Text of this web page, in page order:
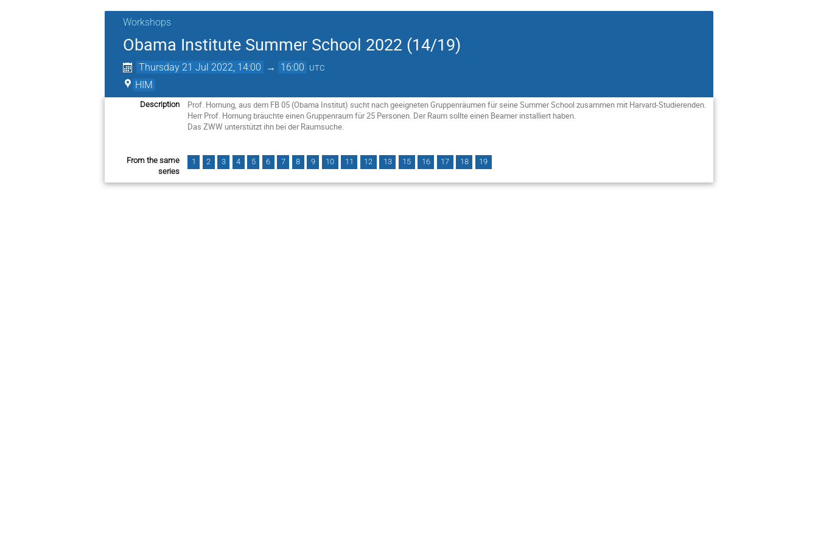
Workshops
Obama Institute Summer School 2022 (14/19)
Thursday 21 Jul 2022, 14:00 → 16:00 UTC
HIM
Description
Prof. Hornung, aus dem FB 05 (Obama Institut) sucht nach geeigneten Gruppenräumen für seine Summer School zusammen mit Harvard-Studierenden.
Herr Prof. Hornung bräuchte einen Gruppenraum für 25 Personen. Der Raum sollte einen Beamer installiert haben.
Das ZWW unterstützt ihn bei der Raumsuche.
From the same
series
1 2 3 4 5 6 7 8 9 10 11 12 13 15 16 17 18 19